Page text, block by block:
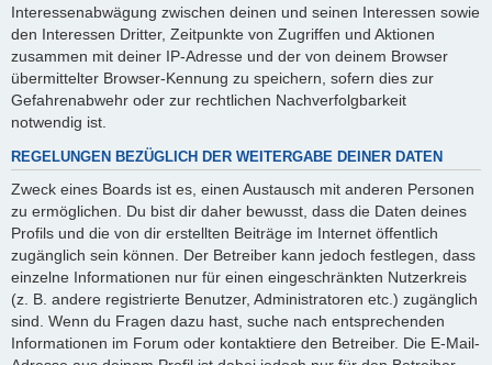
Interessenabwägung zwischen deinen und seinen Interessen sowie
den Interessen Dritter, Zeitpunkte von Zugriffen und Aktionen
zusammen mit deiner IP-Adresse und der von deinem Browser
übermittelter Browser-Kennung zu speichern, sofern dies zur
Gefahrenabwehr oder zur rechtlichen Nachverfolgbarkeit
notwendig ist.
REGELUNGEN BEZÜGLICH DER WEITERGABE DEINER DATEN
Zweck eines Boards ist es, einen Austausch mit anderen Personen
zu ermöglichen. Du bist dir daher bewusst, dass die Daten deines
Profils und die von dir erstellten Beiträge im Internet öffentlich
zugänglich sein können. Der Betreiber kann jedoch festlegen, dass
einzelne Informationen nur für einen eingeschränkten Nutzerkreis
(z. B. andere registrierte Benutzer, Administratoren etc.) zugänglich
sind. Wenn du Fragen dazu hast, suche nach entsprechenden
Informationen im Forum oder kontaktiere den Betreiber. Die E-Mail-